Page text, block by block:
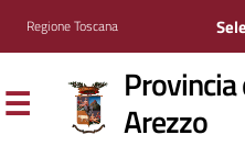
Regione Toscana
Provincia
Arezzo